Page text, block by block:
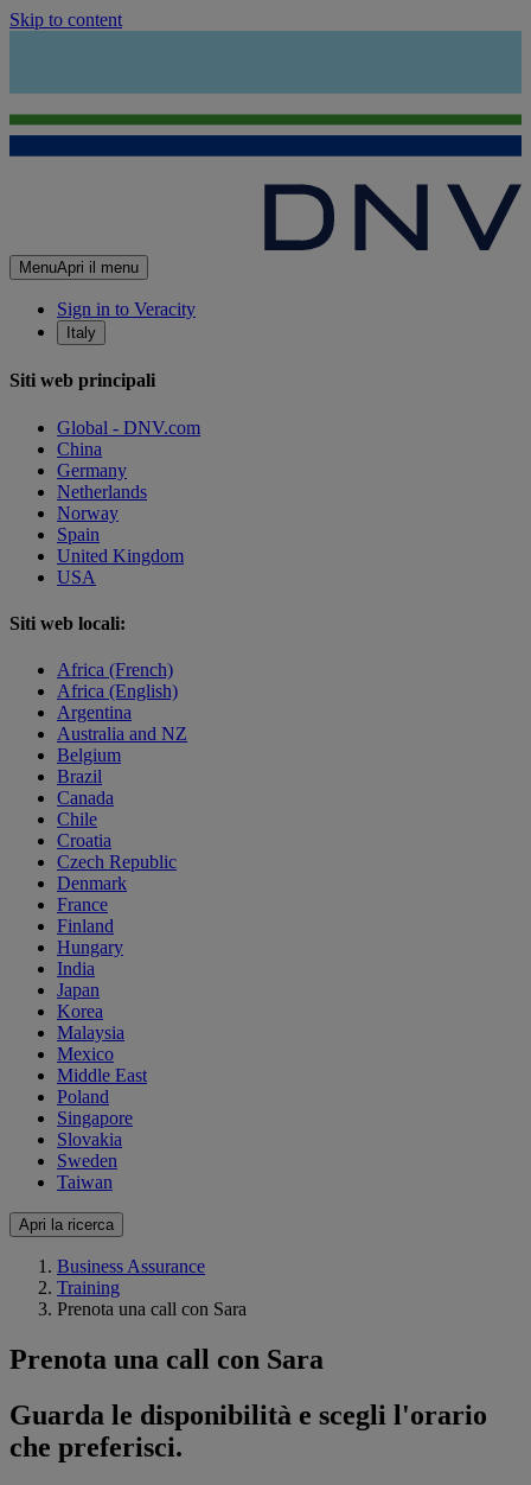
Skip to content
MenuApri il menu
Sign in to Veracity
Italy
Siti web principali
Global - DNV.com
China
Germany
Netherlands
Norway
Spain
United Kingdom
USA
Siti web locali:
Africa (French)
Africa (English)
Argentina
Australia and NZ
Belgium
Brazil
Canada
Chile
Croatia
Czech Republic
Denmark
France
Finland
Hungary
India
Japan
Korea
Malaysia
Mexico
Middle East
Poland
Singapore
Slovakia
Sweden
Taiwan
Apri la ricerca
Business Assurance
Training
Prenota una call con Sara
Prenota una call con Sara
Guarda le disponibilità e scegli l'orario
che preferisci.